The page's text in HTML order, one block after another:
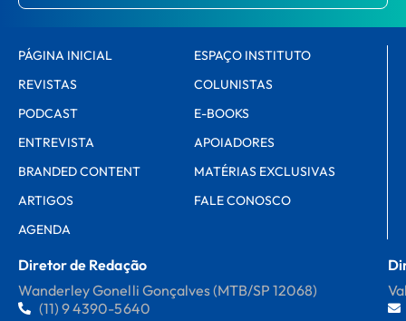
PÁGINA INICIAL
REVISTAS
PODCAST
ENTREVISTA
BRANDED CONTENT
ARTIGOS
AGENDA
ESPAÇO INSTITUTO
COLUNISTAS
E-BOOKS
APOIADORES
MATÉRIAS EXCLUSIVAS
FALE CONOSCO
Diretor de Redação
Wanderley Gonelli Gonçalves (MTB/SP 12068)
(11) 9 4390-5640